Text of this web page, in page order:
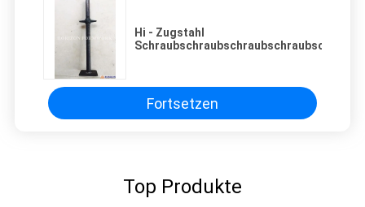
Hi - Zugstahl
Fortsetzen
Top Produkte